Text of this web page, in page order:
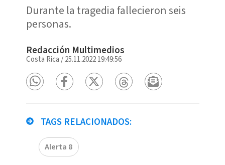
Durante la tragedia fallecieron seis
personas.
Redacción Multimedios
Costa Rica /25.11.2022 19:49:56
TAGS RELACIONADOS:
Alerta 8